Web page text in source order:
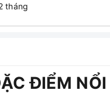
tháng
ĐIỂM NỔI